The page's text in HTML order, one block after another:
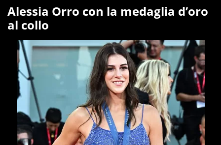
Alessia Orro con la medaglia d’oro
al collo